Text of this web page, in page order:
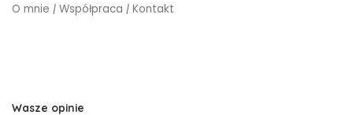
O mnie | Współpraca | Kontakt
Wasze opinie